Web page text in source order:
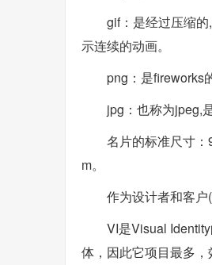
gif：是经过压缩
示连续的动画。
png：是fireworks
jpg：也称为jpeg,
名片的标准尺寸
m。
作为设计者和客户
VI是Visual
体，因此它项目最多